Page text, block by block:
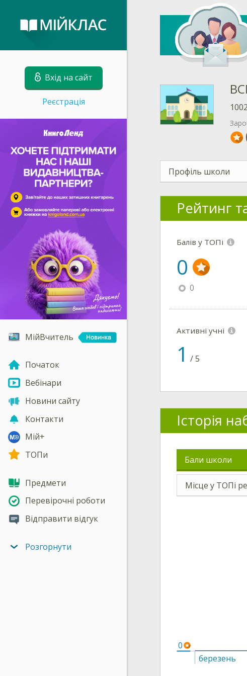
Вхід на сайт
Реєстрація
МійВчитель
Початок
Вебінари
Новини сайту
Контакти
Мій+
ТОПи
Предмети
Перевірочні роботи
Відправити відгук
Розгорнути
Профіль школи
Рейтинг
Балів у ТОПі
0
0
Активні учні
1 /5
Історія
Бали школи
Місце у ТОПі
березень
0